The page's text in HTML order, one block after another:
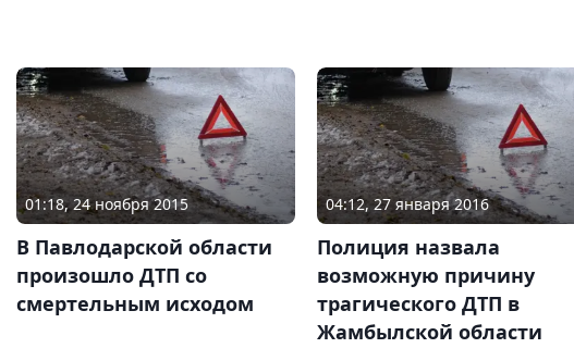
01:18, 24 ноября 2015
В Павлодарской области
произошло ДТП со
смертельным исходом
04:12, 27 января 2016
Полиция назвала
возможную причину
трагического ДТП в
Жамбылской области